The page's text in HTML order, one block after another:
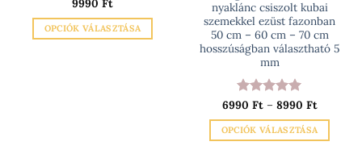
ki
/ 5
9990 Ft
OPCIÓK VÁLASZTÁSA
nyaklánc csiszolt kubai
szemekkel ezüst fazonban
50 cm – 60 cm – 70 cm
hosszúságban választható 5
mm
Értékelés:5
/ 5
6990 Ft – 8990 Ft
-
8990 Ft
OPCIÓK VÁLASZTÁSA